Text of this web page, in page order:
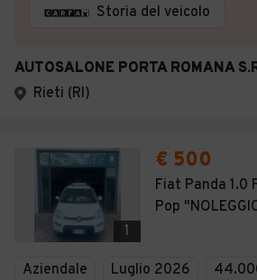
Storia del veicolo
AUTOSALONE PORTA ROMANA
Rieti (RI)
1
€ 500
Fiat Panda 1.0
Pop
Aziendale Luglio 2026